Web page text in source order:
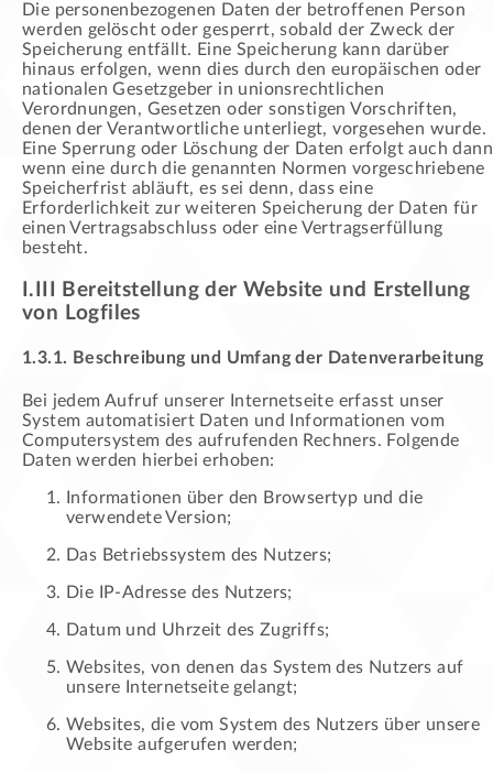
Die personenbezogenen Daten der betroffenen Person
werden gelöscht oder gesperrt, sobald der Zweck der
Speicherung entfällt. Eine Speicherung kann darüber
hinaus erfolgen, wenn dies durch den europäischen oder
nationalen Gesetzgeber in unionsrechtlichen
Verordnungen, Gesetzen oder sonstigen Vorschriften,
denen der Verantwortliche unterliegt, vorgesehen wurde.
Eine Sperrung oder Löschung der Daten erfolgt auch
wenn eine durch die genannten Normen vorgeschriebene
Speicherfrist abläuft, es sei denn, dass eine
Erforderlichkeit zur weiteren Speicherung der Daten für
einen Vertragsabschluss oder eine Vertragserfüllung
besteht.
I.III Bereitstellung der Website und Erstellung
von Logfiles
1.3.1. Beschreibung und Umfang der Datenverarbeitung
Bei jedem Aufruf unserer Internetseite erfasst unser
System automatisiert Daten und Informationen vom
Computersystem des aufrufenden Rechners. Folgende
Daten werden hierbei erhoben:
Informationen über den Browsertyp und die
verwendete Version;
Das Betriebssystem des Nutzers;
Die IP-Adresse des Nutzers;
Datum und Uhrzeit des Zugriffs;
Websites, von denen das System des Nutzers auf
unsere Internetseite gelangt;
Websites, die vom System des Nutzers über unsere
Website aufgerufen werden;